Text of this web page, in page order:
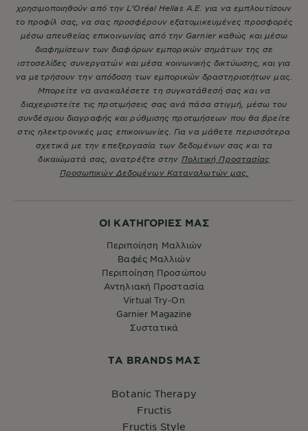
ΟΙ ΚΑΤΗΓΟΡΙΕΣ ΜΑΣ
Περιποίηση Μαλλιών
Βαφές Μαλλιών
Περιποίηση Προσώπου
Αντηλιακή Προστασία
Virtual Try-On
Garnier Magazine
Συστατικά
ΤA BRANDS ΜΑΣ
Botanic Therapy
Fructis
Fructis Style
χρησιμοποιηθούν από την L’Oréal Hellas A.E. για να εμπλουτίσουν
το προφίλ σας, να σας προσφέρουν εξατομικευμένες προσφορές
μέσω απευθείας επικοινωνίας από την Garnier καθώς και μέσω
διαφημίσεων των διαφόρων εμπορικών σημάτων της σε
ιστοσελίδες συνεργατών και μέσα κοινωνικής δικτύωσης, και για
να μετρήσουν την απόδοση των εμπορικών δραστηριοτήτων μας.
Μπορείτε να ανακαλέσετε τη συγκατάθεσή σας και να
διαχειριστείτε τις προτιμήσεις σας ανά πάσα στιγμή, μέσω του
συνδέσμου διαγραφής και ρύθμισης προτιμήσεων που θα βρείτε
στις ηλεκτρονικές μας επικοινωνίες. Για να μάθετε περισσότερα
σχετικά με την επεξεργασία των δεδομένων σας και τα
δικαιώματά σας, ανατρέξτε στην Πολιτική Προστασίας
Προσωπικών Δεδομένων Καταναλωτών μας.